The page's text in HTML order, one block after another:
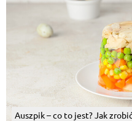
Auszpik – co to jest? Jak